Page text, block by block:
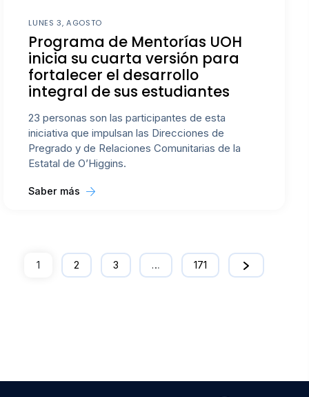
LUNES 3, AGOSTO
Programa de Mentorías UOH
inicia su cuarta versión para
fortalecer el desarrollo
integral de sus estudiantes
23 personas son las participantes de esta
iniciativa que impulsan las Direcciones de
Pregrado y de Relaciones Comunitarias de la
Estatal de O’Higgins.
Saber más
1 2 3 … 171